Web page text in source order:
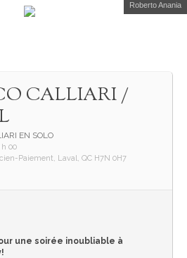
Roberto Anania
CALLIARI /
EN SOLO
h 00
Paiement, Laval, QC H7N 0H7
une soirée inoubliable à